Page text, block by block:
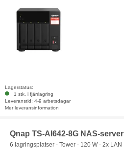
Lagerstatus:
1 stk. i fjärrlagring
Leveranstid: 4-9 arbetsdagar
Mer leveransinformation
Qnap TS-AI642-8G NAS-server
6 lagringsplatser - Tower - 120 W - 2x LAN